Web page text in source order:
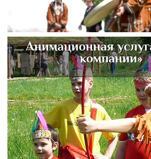
Анимационная
компании»